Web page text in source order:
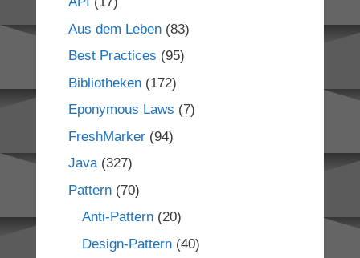
Aus dem Leben(83)
Best Practices (95)
Bibliotheken(172)
Eponymous Laws (7)
FreshMarker(94)
Java(327)
Pattern(70)
Anti-Pattern(20)
Design-Pattern(40)